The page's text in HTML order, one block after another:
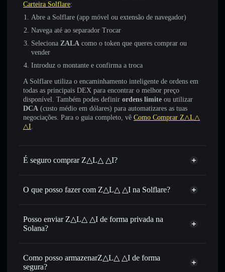
Carteira Solflare:
Abre a Solflare (app móvel ou extensão de navegador)
Navega até ao separador Trocar
Seleciona ZALA como o token que queres comprar ou
vender
Introduz o montante e confirma a troca
A Solflare utiliza o encaminhamento inteligente de ordens em
todas as principais DEX para encontrar o melhor preço
disponível. Também podes definir ordens limite ou utilizar
DCA (custo médio em dólares) para automatizares as tuas
negociações. Para o guia completo, vê Como Comprar Z△L△
△I.
É seguro comprar Z△L△ △I?
Z△L△ △I não está verificado
O que posso fazer com Z△L△ △I na Solflare?
Z△L△ △I
Carteira Solflare
Trocar instantaneamente— trocar ZALA por SOL,
USDC ou milhares de outros tokens Solana com
melhor preço disponível
Definir ordens limite— automatizar transações ao teu
preço-alvo para ZALA
Posso enviar Z△L△ △I de forma privada na
Solana?
Agregador de Privacidade
Como posso armazenarZ△L△ △I de forma
segura?